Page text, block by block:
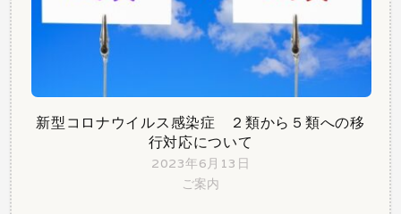
新型コロナウイルス感染症 ２類から５類への移
行対応について
2023年6月13日
ご案内